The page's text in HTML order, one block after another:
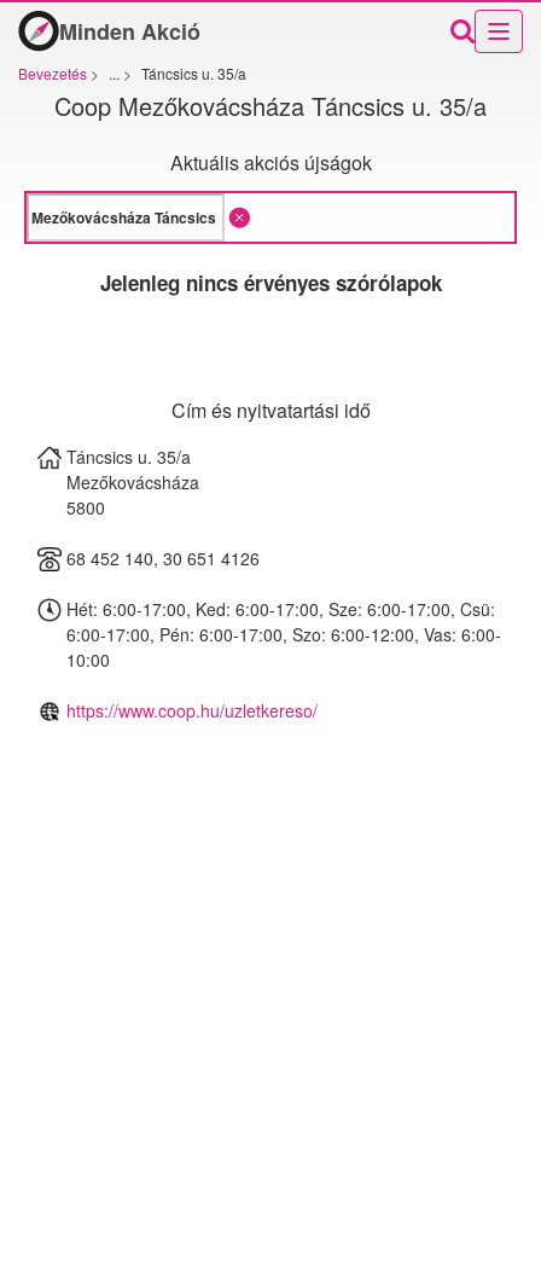
Minden Akció
Bevezetés > ... > Táncsics u. 35/a
Coop Mezőkovácsháza Táncsics u. 35/a
Aktuális akciós újságok
Jelenleg nincs érvényes szórólapok
Cím és nyitvatartási idő
Táncsics u. 35/a
Mezőkovácsháza
5800
68 452 140, 30 651 4126
Hét: 6:00-17:00, Ked: 6:00-17:00, Sze: 6:00-17:00, Csü:
6:00-17:00, Pén: 6:00-17:00, Szo: 6:00-12:00, Vas: 6:00-
10:00
https://www.coop.hu/uzletkereso/